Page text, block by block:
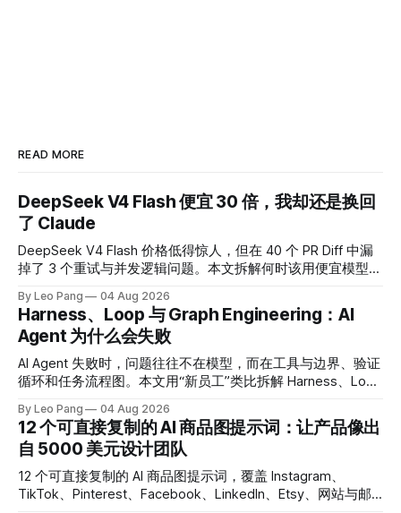
READ MORE
DeepSeek V4 Flash 便宜 30 倍，我却还是换回
了 Claude
DeepSeek V4 Flash 价格低得惊人，但在 40 个 PR Diff 中漏
掉了 3 个重试与并发逻辑问题。本文拆解何时该用便宜模型，
By Leo Pang 04 Aug 2026
Harness、Loop 与 Graph Engineering：AI
Agent 为什么会失败
AI Agent 失败时，问题往往不在模型，而在工具与边界、验证
循环和任务流程图。本文用“新员工”类比拆解 Harness、Loop
By Leo Pang 04 Aug 2026
12 个可直接复制的 AI 商品图提示词：让产品像出
自 5000 美元设计团队
12 个可直接复制的 AI 商品图提示词，覆盖 Instagram、
TikTok、Pinterest、Facebook、LinkedIn、Etsy、网站与邮